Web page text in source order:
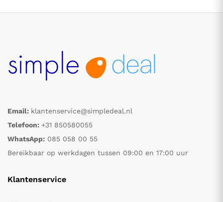
Email: klantenservice@simpledeal.nl
Telefoon: +31 850580055
WhatsApp: 085 058 00 55
Bereikbaar op werkdagen tussen 09:00 en 17:00 uur
Klantenservice